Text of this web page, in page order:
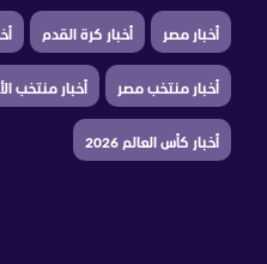
أخبار مصر أخبار كرة القدم
أخبار منتخب مصر أخبار منتخب
أخبار كأس العالم 2026